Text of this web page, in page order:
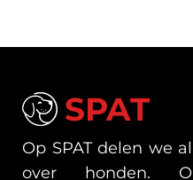
SPAT
Op SPAT delen we
over honden.